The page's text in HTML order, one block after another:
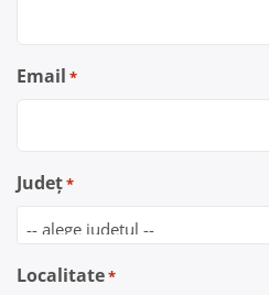
Email *
Județ*
Localitate*